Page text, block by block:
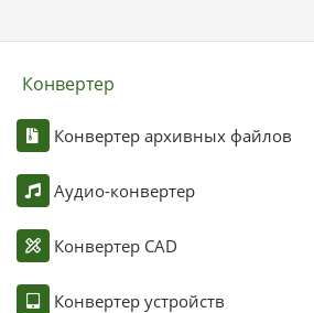
Конвертер
Конвертер архивных файлов
Аудио-конвертер
Конвертер CAD
Конвертер устройств